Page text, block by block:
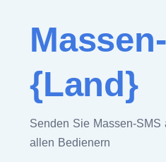
{Land}
Senden Sie Massen-SMS
allen Bedienern